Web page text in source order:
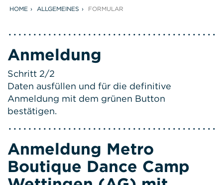
HOME ALLGEMEINES FORMULAR
Anmeldung
Schritt 2/2
Daten ausfüllen und für die definitive
Anmeldung mit dem grünen Button
bestätigen.
Anmeldung Metro
Boutique Dance Camp